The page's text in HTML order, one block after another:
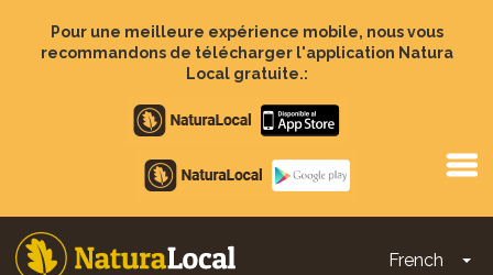
contenu
Pour une meilleure expérience mobile, nous vous
recommandons de télécharger l'application Natura
Local gratuite.:
Apple
store
Google
Play
French